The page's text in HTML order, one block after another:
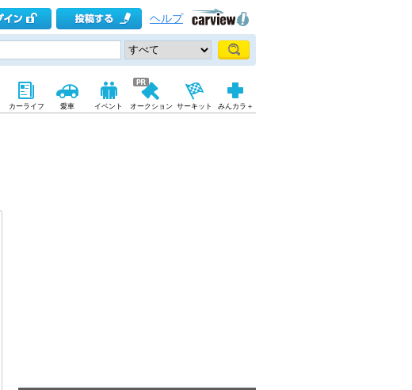
ヘルプ
カーライフ 愛車 イベント オークション サーキット みんカラ＋